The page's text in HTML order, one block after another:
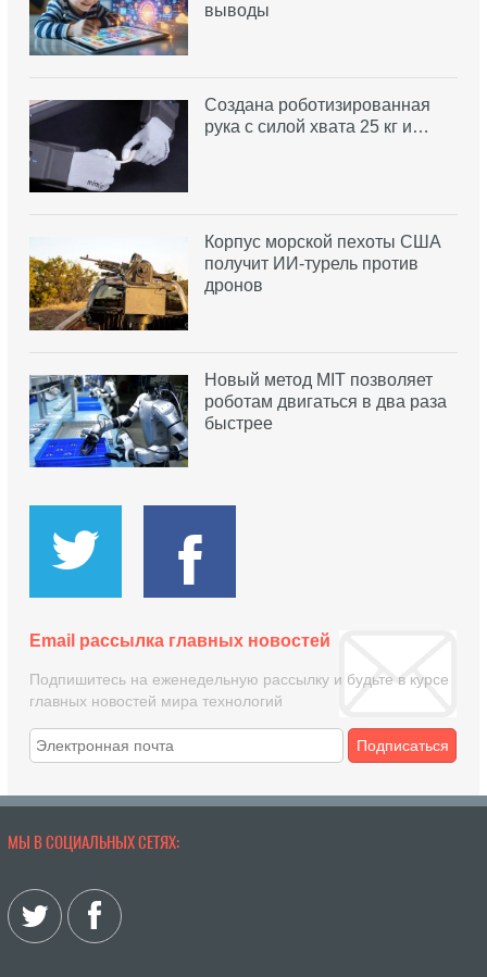
выводы
Создана роботизированная
рука с силой хвата 25 кг и…
Корпус морской пехоты США
получит ИИ-турель против
дронов
Новый метод MIT позволяет
роботам двигаться в два раза
быстрее
Email рассылка главных новостей
Подпишитесь на еженедельную рассылку и будьте в курсе
главных новостей мира технологий
Подписаться
МЫ В СОЦИАЛЬНЫХ СЕТЯХ: